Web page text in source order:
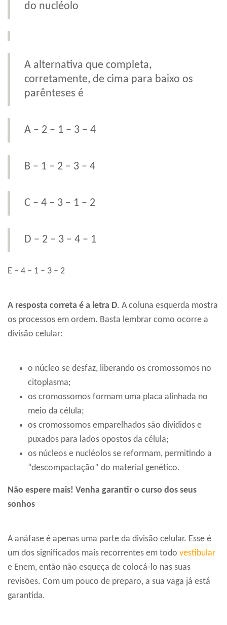
do nucléolo
A alternativa que completa,
corretamente, de cima para baixo os
parênteses é
A – 2 – 1 – 3 – 4
B – 1 – 2 – 3 – 4
C – 4 – 3 – 1 – 2
D – 2 – 3 – 4 – 1
E – 4 – 1 – 3 – 2
A resposta correta é a letra D. A coluna esquerda mostra
os processos em ordem. Basta lembrar como ocorre a
divisão celular:
o núcleo se desfaz, liberando os cromossomos no
citoplasma;
os cromossomos formam uma placa alinhada no
meio da célula;
os cromossomos emparelhados são divididos e
puxados para lados opostos da célula;
os núcleos e nucléolos se reformam, permitindo a
“descompactação” do material genético.
Não espere mais! Venha garantir o curso dos seus
sonhos
A anáfase é apenas uma parte da divisão celular. Esse é
um dos significados mais recorrentes em todo vestibular
e Enem, então não esqueça de colocá-lo nas suas
revisões. Com um pouco de preparo, a sua vaga já está
garantida.